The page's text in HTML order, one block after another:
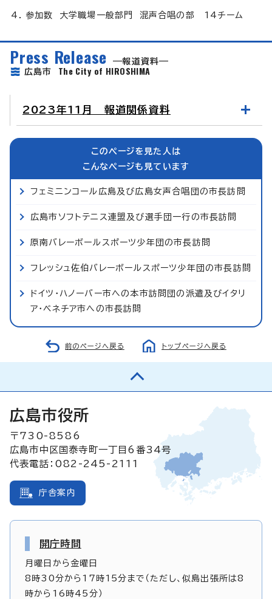
参加数 大学職場一般部門 混声合唱の部 14チーム
Press Release
報道資料
広島市 The City of HIROSHIMA
2023年11月 報道関係資料
このページを見た人は
こんなページも見ています
フェミニンコール広島及び広島女声合唱団の市長訪問
広島市ソフトテニス連盟及び選手団一行の市長訪問
原南バレーボールスポーツ少年団の市長訪問
フレッシュ佐伯バレーボールスポーツ少年団の市長訪問
ドイツ・ハノーバー市への本市訪問団の派遣及びイタリ
ア・ベネチア市への市長訪問
前のページへ戻る トップページへ戻る
広島市役所
〒730-8586
広島市中区国泰寺町一丁目6番34号
代表電話：082-245-2111
庁舎案内
開庁時間
月曜日から金曜日
8時30分から17時15分まで（ただし、似島出張所は8
時から16時45分）